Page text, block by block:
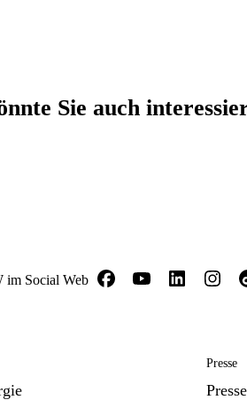
Sie auch
im Social Web
Presse